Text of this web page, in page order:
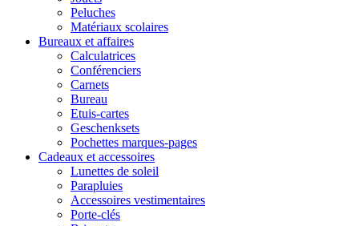
Peluches
Matériaux scolaires
Bureaux et affaires
Calculatrices
Conférenciers
Carnets
Bureau
Etuis-cartes
Geschenksets
Pochettes marques-pages
Cadeaux et accessoires
Lunettes de soleil
Parapluies
Accessoires vestimentaires
Porte-clés